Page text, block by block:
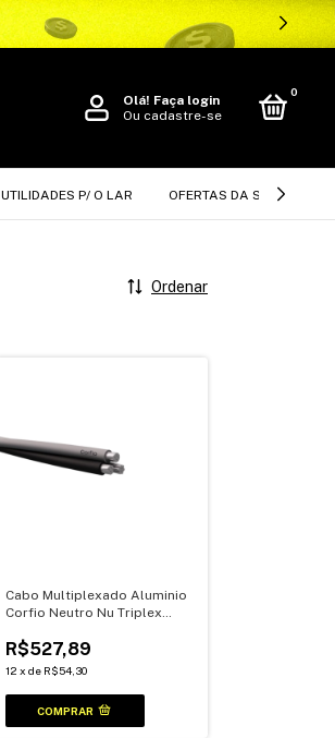
Olá! Faça login
Ou cadastre-se
0
UTILIDADES P/ O LAR OFERTAS DA SEMANA
Ordenar
Cabo Multiplexado Aluminio
Corfio Neutro Nu Triplex
R$527,89
12 x de R$54,30